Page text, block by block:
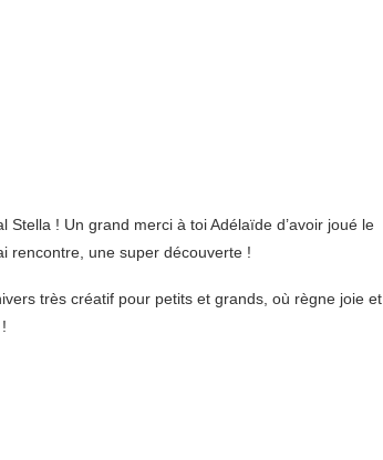
! Un grand merci à toi Adélaïde d’avoir joué le
rencontre, une super découverte !
très créatif pour petits et grands, où règne joie et